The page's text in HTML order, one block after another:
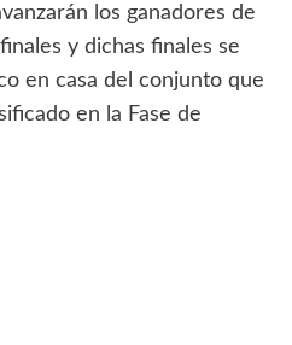
los ganadores de
y dichas finales se
en casa del conjunto que
en la Fase de